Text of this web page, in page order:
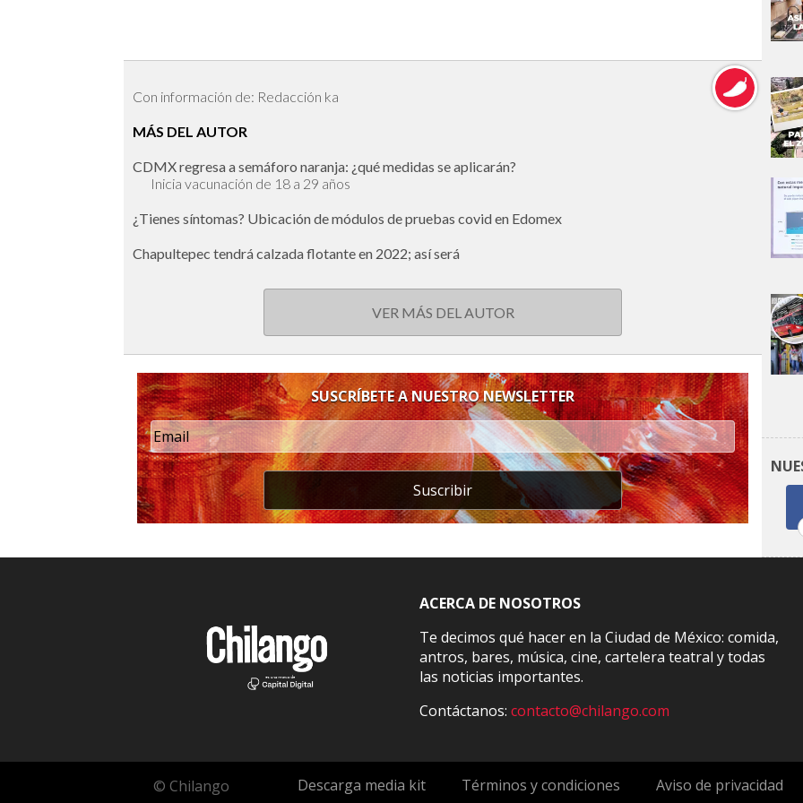
Con información de: Redacción ka
MÁS DEL AUTOR
CDMX regresa a semáforo naranja: ¿qué medidas se aplicarán?
Inicia vacunación de 18 a 29 años
¿Tienes síntomas? Ubicación de módulos de pruebas covid en Edomex
Chapultepec tendrá calzada flotante en 2022; así será
VER MÁS DEL AUTOR
SUSCRÍBETE A NUESTRO NEWSLETTER
Suscribir
ACERCA DE NOSOTROS
Te decimos qué hacer en la Ciudad de México: comida,
antros, bares, música, cine, cartelera teatral y todas
las noticias importantes.
Contáctanos:contacto@chilango.com
© Chilango Descarga media kit Términos y condiciones Aviso de privacidad